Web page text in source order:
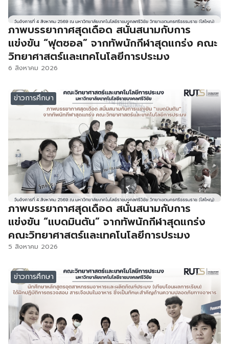
ภาพบรรยากาศสุดเดือด สนั่นสนามกับการ
แข่งขัน “ฟุตซอล” จากทัพนักกีฬาสุดแกร่ง คณะ
วิทยาศาสตร์และเทคโนโลยีการประมง
6 สิงหาคม 2026
ข่าวการศึกษา
ภาพบรรยากาศสุดเดือด สนั่นสนามกับการ
แข่งขัน “แบดมินตัน” จากทัพนักกีฬาสุดแกร่ง
คณะวิทยาศาสตร์และเทคโนโลยีการประมง
5 สิงหาคม 2026
ข่าวการศึกษา